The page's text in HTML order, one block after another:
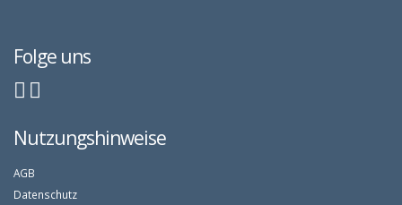
Folge uns
Nutzungshinweise
AGB
Datenschutz